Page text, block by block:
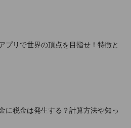
プリで世界の頂点を目指せ！特徴と
に税金は発生する？計算方法や知っ